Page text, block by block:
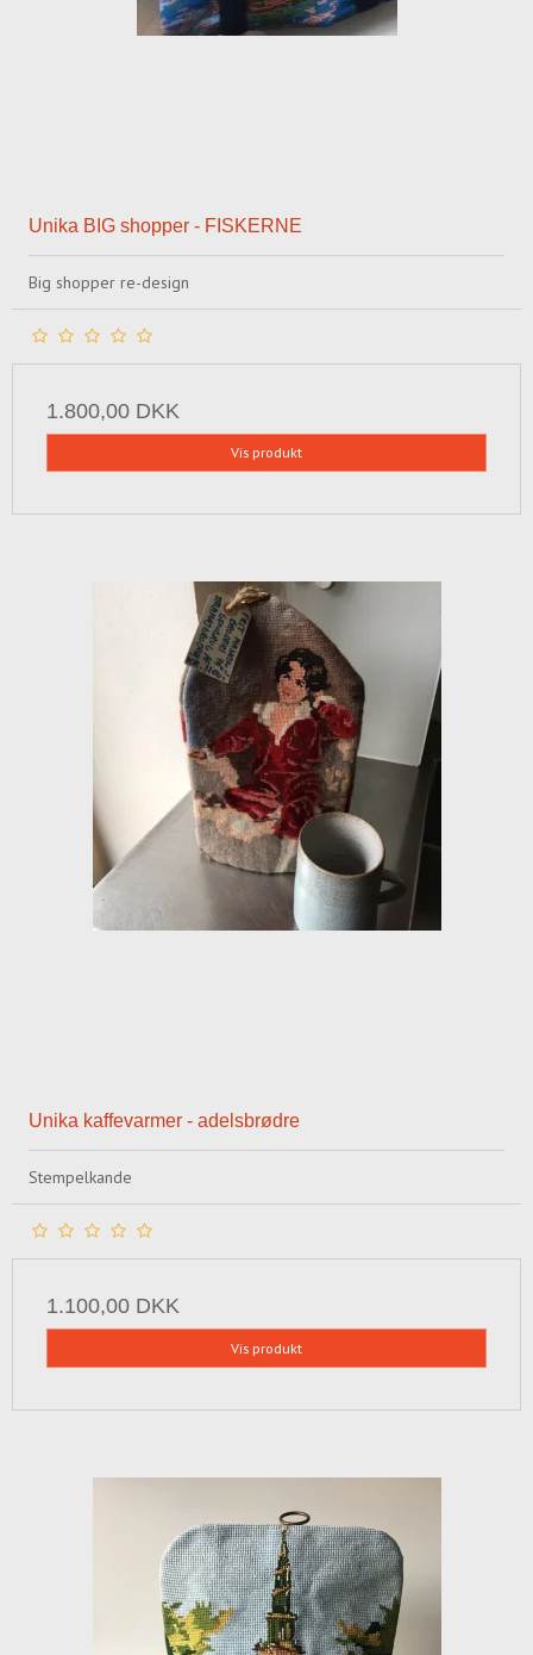
Unika BIG shopper - FISKERNE
Big shopper re-design
1.800,00 DKK
Vis produkt
Unika kaffevarmer - adelsbrødre
Stempelkande
1.100,00 DKK
Vis produkt